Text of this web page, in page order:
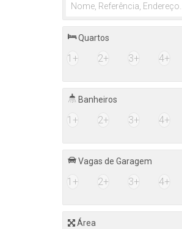
Quartos
1+ 2+ 3+ 4+
Banheiros
1+ 2+ 3+ 4+
Vagas de Garagem
1+ 2+ 3+ 4+
Área